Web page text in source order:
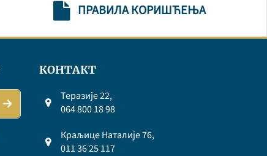
ПРАВИЛА КОРИШЋЕЊА
КОНТАКТ
Теразије 22,
064 800 18 98
Краљице Наталије 76,
011 36 25 117